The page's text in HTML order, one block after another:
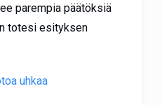
parempia päätöksiä
totesi esityksen
uhkaa